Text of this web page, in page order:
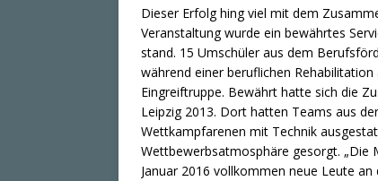
Dieser Erfolg hing viel mit dem
Veranstaltung wurde ein bewährtes
stand. 15 Umschüler aus dem
während einer beruflichen
Eingreiftruppe. Bewährt hatte sich die
Leipzig 2013. Dort hatten Teams aus
Wettkampfarenen mit Technik
Wettbewerbsatmosphäre gesorgt. „Die
Januar 2016 vollkommen neue Leute